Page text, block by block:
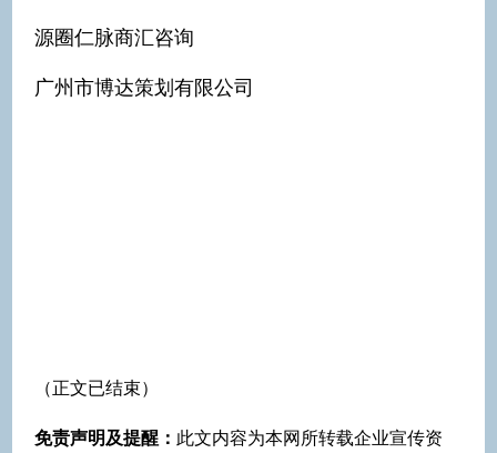
源圈仁脉商汇咨询
广州市博达策划有限公司
（正文已结束）
免责声明及提醒： 此文内容为本网所转载企业宣传资